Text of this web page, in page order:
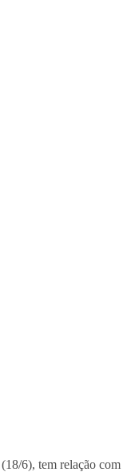
6), tem relação